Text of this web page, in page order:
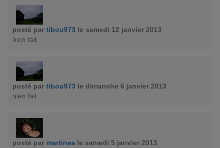
posté par tibou973 le samedi 12 janvier 2013
bien fait
posté par tibou973 le dimanche 6 janvier 2013
bien fait
posté par martinea le samedi 5 janvier 2013